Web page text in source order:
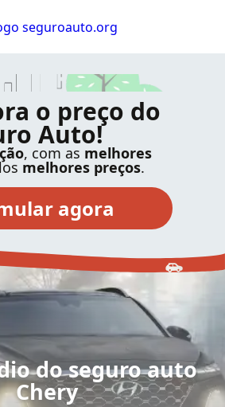
o preço do
Auto!
, com as melhores
melhores preços.
do seguro auto
Chery